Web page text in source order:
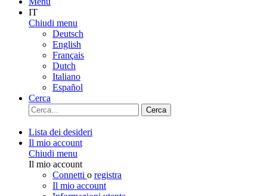
IT
Chiudi menu
Deutsch
English
Français
Dutch
Italiano
Español
Cerca
Cerca
Lista dei desideri
Il mio account
Chiudi menu
Il mio account
Connetti o registra
Il mio account